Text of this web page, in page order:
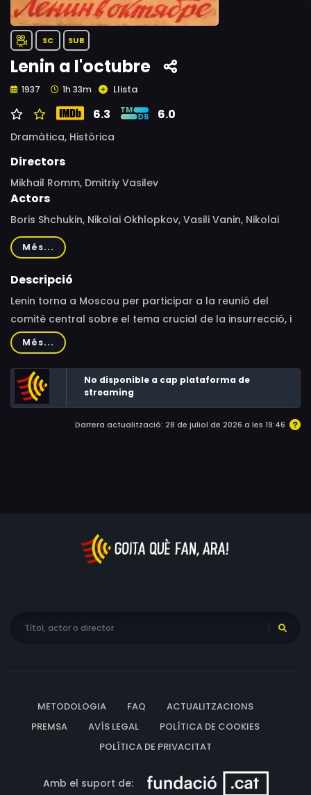
SC SUB
Lenin a l'octubre
1937 1h 33m Llista
6.3 6.0
Dramàtica, Històrica
Directors
Mikhail Romm, Dmitriy Vasilev
Actors
Boris Shchukin, Nikolai Okhlopkov, Vasili Vanin, Nikolai
Arsky, Nikolai Chaplygin, Vladimir Vladislavskiy, Semyon
Goldshtab, Nikolai Svobodin, Vadim Ganshin, Yelena
Shatrova, Aleksandr Kovalevsky, Nikolai Sokolov,
Més...
Descripció
Lenin torna a Moscou per participar a la reunió del
comitè central sobre el tema crucial de la insurrecció, i
haurà d'enfrontar-se als dubtes dels seus companys i
als intents d'assassinat.
Més...
No disponible a cap plataforma de
streaming
Darrera actualització: 28 de juliol de 2026 a les 19:46
METODOLOGIA FAQ
ACTUALITZACIONS
PREMSA
AVÍS LEGAL
POLÍTICA DE COOKIES
POLÍTICA DE PRIVACITAT
Amb el suport de: